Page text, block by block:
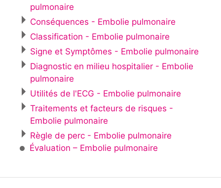
pulmonaire
Conséquences - Embolie pulmonaire
Classification - Embolie pulmonaire
Signe et Symptômes - Embolie pulmonaire
Diagnostic en milieu hospitalier - Embolie
pulmonaire
Utilités de l'ECG - Embolie pulmonaire
Traitements et facteurs de risques -
Embolie pulmonaire
Règle de perc - Embolie pulmonaire
Évaluation – Embolie pulmonaire